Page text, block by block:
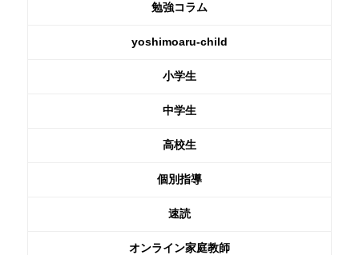
勉強コラム
yoshimoaru-child
小学生
中学生
高校生
個別指導
速読
オンライン家庭教師